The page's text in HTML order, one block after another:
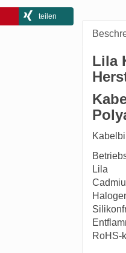
teilen
Lila
Lila
RoHS-